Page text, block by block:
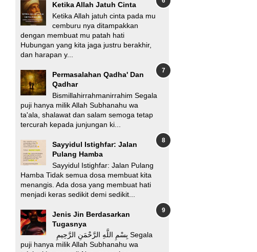
Ketika Allah Jatuh Cinta
Ketika Allah jatuh cinta pada mu
cemburu nya ditampakkan
dengan membuat mu patah hati
Hubungan yang kita jaga justru berakhir,
dan harapan y...
Permasalahan Qadha' Dan
Qadhar
Bismillahirrahmanirrahim Segala
puji hanya milik Allah Subhanahu wa
ta'ala, shalawat dan salam semoga tetap
tercurah kepada junjungan ki...
Sayyidul Istighfar: Jalan
Pulang Hamba
Sayyidul Istighfar: Jalan Pulang
Hamba Tidak semua dosa membuat kita
menangis. Ada dosa yang membuat hati
menjadi keras sedikit demi sedikit...
Jenis Jin Berdasarkan
Tugasnya
puji hanya milik Allah Subhanahu wa